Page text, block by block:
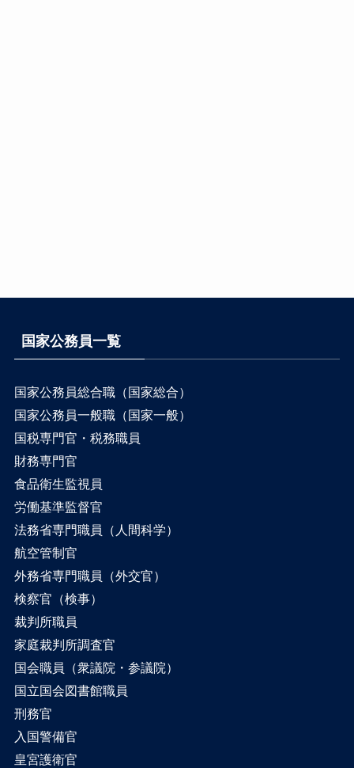
国家公務員一覧
国家公務員総合職（国家総合）
国家公務員一般職（国家一般）
国税専門官・税務職員
財務専門官
食品衛生監視員
労働基準監督官
法務省専門職員（人間科学）
航空管制官
外務省専門職員（外交官）
検察官（検事）
裁判所職員
家庭裁判所調査官
国会職員（衆議院・参議院）
国立国会図書館職員
刑務官
入国警備官
皇宮護衛官